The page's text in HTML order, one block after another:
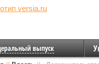
выпуск